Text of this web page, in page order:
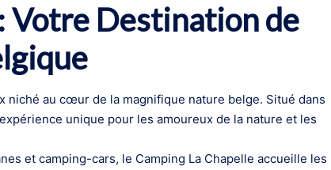
Votre Destination de
niché au cœur de la magnifique nature belge. Situé dans
unique pour les amoureux de la nature et les
et camping-cars, le Camping La Chapelle accueille les